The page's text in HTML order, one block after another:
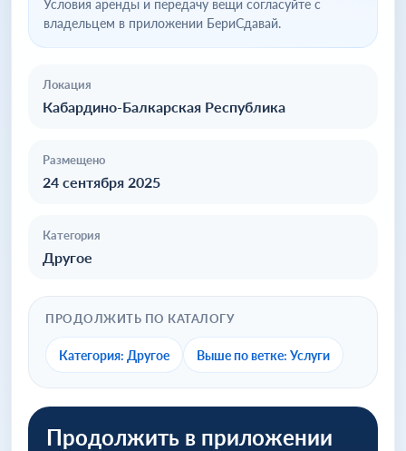
Условия аренды и передачу вещи согласуйте с
владельцем в приложении БериСдавай.
Локация
Кабардино-Балкарская Республика
Размещено
24 сентября 2025
Категория
Другое
ПРОДОЛЖИТЬ ПО КАТАЛОГУ
Категория: Другое Выше по ветке: Услуги
Продолжить в приложении